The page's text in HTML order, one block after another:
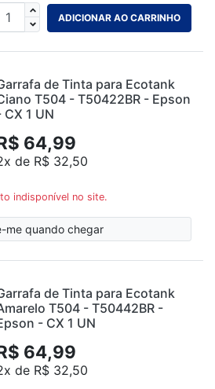
ADICIONAR AO CARRINHO
de Tinta para Ecotank
T504 - T50422BR - Epson
CX 1 UN
64,99
de R$ 32,50
indisponível no site.
me quando chegar
de Tinta para Ecotank
T504 - T50442BR -
- CX 1 UN
64,99
de R$ 32,50